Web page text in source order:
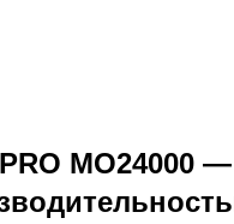
МО24000